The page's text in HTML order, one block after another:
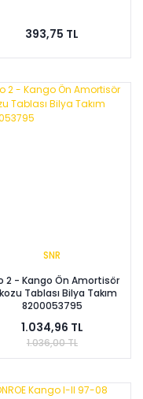
393,75 TL
SNR
2 - Kango Ön Amortisör
Tablası Bilya Takım
8200053795
1.034,96 TL
1.036,00 TL